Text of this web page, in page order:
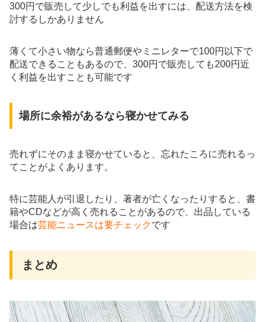
300円で販売して少しでも利益を出すには、配送方法を検
討するしかありません
薄くて小さい物なら普通郵便やミニレターで100円以下で
配送できることもあるので、300円で販売しても200円近
く利益を出すことも可能です
場所に余裕があるなら寝かせてみる
売れずにそのまま寝かせていると、忘れたころに売れるっ
てことがよくあります。
特に芸能人が引退したり、著者が亡くなったりすると、書
籍やCDなどが高く売れることがあるので、出品している
場合は芸能ニュースは要チェックです
まとめ